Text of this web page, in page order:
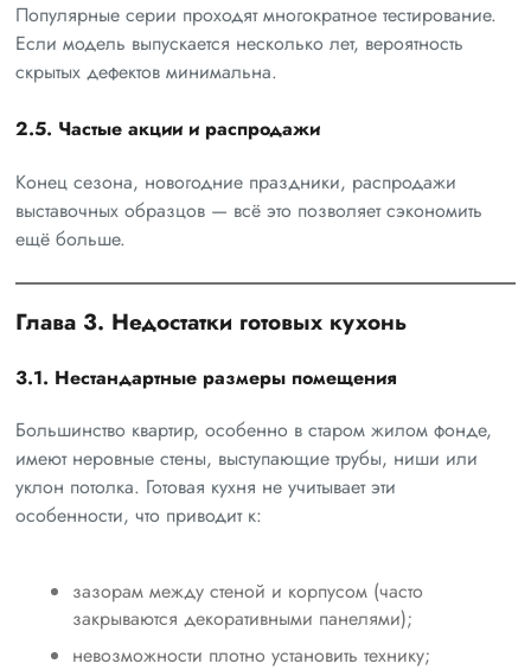
Популярные серии проходят многократное тестирование.
Если модель выпускается несколько лет, вероятность
скрытых дефектов минимальна.
2.5. Частые акции и распродажи
Конец сезона, новогодние праздники, распродажи
выставочных образцов — всё это позволяет сэкономить
ещё больше.
Глава 3. Недостатки готовых кухонь
3.1. Нестандартные размеры помещения
Большинство квартир, особенно в старом жилом фонде,
имеют неровные стены, выступающие трубы, ниши или
уклон потолка. Готовая кухня не учитывает эти
особенности, что приводит к:
зазорам между стеной и корпусом (часто
закрываются декоративными панелями);
невозможности плотно установить технику;